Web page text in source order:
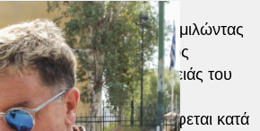
Μερκουλίδης, μιλώντας
Παρέα» ο Γιώργος
τα μέλη της οικογένειάς του
φίλη.
είπε «η μήνυση στρέφεται κατά